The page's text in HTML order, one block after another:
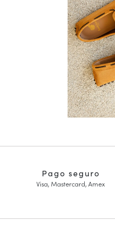
Pago seguro
Visa, Mastercard, Amex